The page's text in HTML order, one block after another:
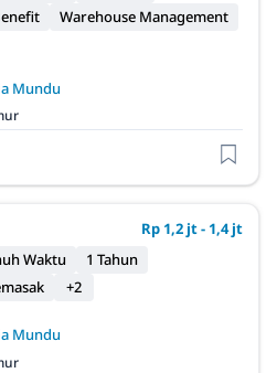
Warehouse Management
Mundu
Rp 1,2 jt - 1,4 jt
Waktu
1 Tahun
+2
Mundu